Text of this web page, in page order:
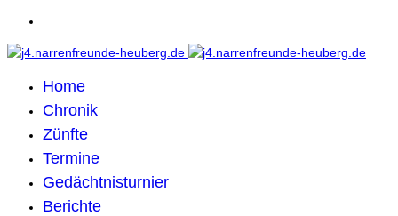
Home
Chronik
Zünfte
Termine
Gedächtnisturnier
Berichte